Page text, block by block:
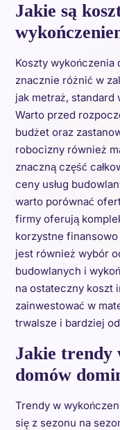
Jakie są
Koszty wykończenia
znacznie różnić w
jak metraż, standard
Warto przed
budżet oraz
robocizny również
znaczną część
ceny usług
warto porównać
firmy oferują
korzystne
jest również wybór
budowlanych i
na ostateczny koszt
zainwestować w
trwalsze i bardziej
Jakie trendy
domów
Trendy w
się z sezonu na